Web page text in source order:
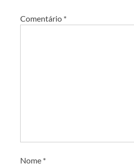
Comentário *
Nome *